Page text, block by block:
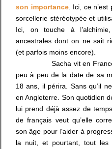
son importance. Ici, ce n’est
sorcellerie stéréotypée et
Ici, on touche à
ancestrales dont on ne sait
(et parfois moins encore).
Sacha vit en
peu à peu de la date de sa
18 ans, il périra. Sans qu’il
en Angleterre. Son quotidien
lui prend déjà assez de
de français veut qu’elle
son âge pour l’aider à
la nuit, et pourtant, tout